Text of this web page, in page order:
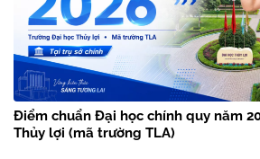
Điểm chuẩn Đại học chính quy năm
Thủy lợi (mã trường TLA)